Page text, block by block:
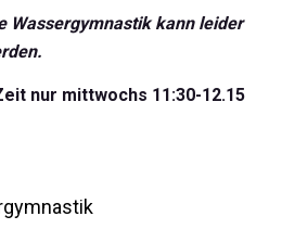
Wassergymnastik kann leider
nur mittwochs 11:30-12.15